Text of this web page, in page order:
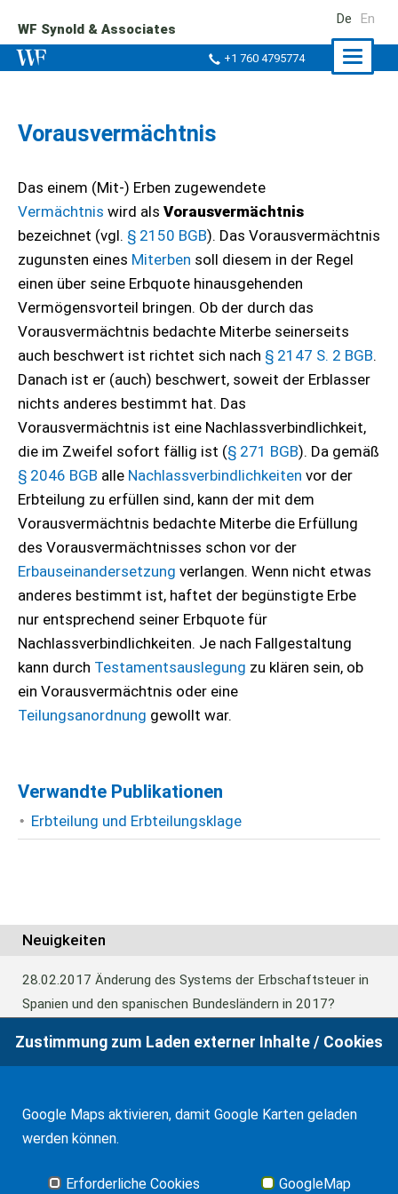
WF Synold & Associates
+1 760 4795774
De En
Vorausvermächtnis
Das einem (Mit-) Erben zugewendete
Vermächtnis wird als Vorausvermächtnis
bezeichnet (vgl. § 2150 BGB). Das Vorausvermächtnis
zugunsten eines Miterben soll diesem in der Regel
einen über seine Erbquote hinausgehenden
Vermögensvorteil bringen. Ob der durch das
Vorausvermächtnis bedachte Miterbe seinerseits
auch beschwert ist richtet sich nach § 2147 S. 2 BGB.
Danach ist er (auch) beschwert, soweit der Erblasser
nichts anderes bestimmt hat. Das
Vorausvermächtnis ist eine Nachlassverbindlichkeit,
die im Zweifel sofort fällig ist (§ 271 BGB). Da gemäß
§ 2046 BGB alle Nachlassverbindlichkeiten vor der
Erbteilung zu erfüllen sind, kann der mit dem
Vorausvermächtnis bedachte Miterbe die Erfüllung
des Vorausvermächtnisses schon vor der
Erbauseinandersetzung verlangen. Wenn nicht etwas
anderes bestimmt ist, haftet der begünstigte Erbe
nur entsprechend seiner Erbquote für
Nachlassverbindlichkeiten. Je nach Fallgestaltung
kann durch Testamentsauslegung zu klären sein, ob
ein Vorausvermächtnis oder eine
Teilungsanordnung gewollt war.
Verwandte Publikationen
Erbteilung und Erbteilungsklage
Neuigkeiten
28.02.2017 Änderung des Systems der Erbschaftsteuer in
Spanien und den spanischen Bundesländern in 2017?
24.06.2016Europäisches Güterrecht verabschiedet
01.01.2016
Erbschaftsteuer und Schenkungssteuer der
Zustimmung zum Laden externer Inhalte / Cookies
Google Maps aktivieren, damit Google Karten geladen
werden können.
Erforderliche Cookies GoogleMap